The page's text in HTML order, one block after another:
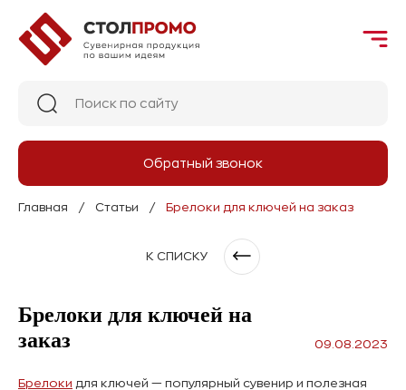
Обратный звонок
Главная Статьи Брелоки для ключей на заказ
К СПИСКУ
Брелоки для ключей на
заказ
09.08.2023
Брелоки для ключей — популярный сувенир и полезная